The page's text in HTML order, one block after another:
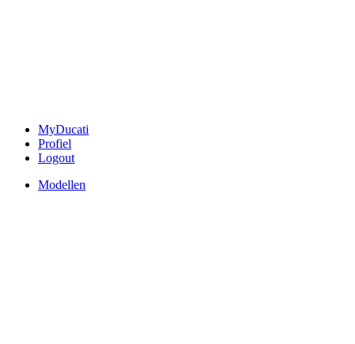
MyDucati
Profiel
Logout
Modellen